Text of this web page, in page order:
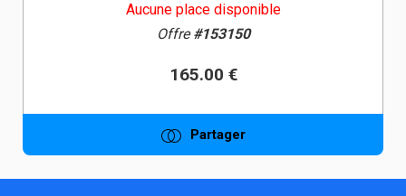
Aucune place disponible
Offre#153150
165.00 €
Partager